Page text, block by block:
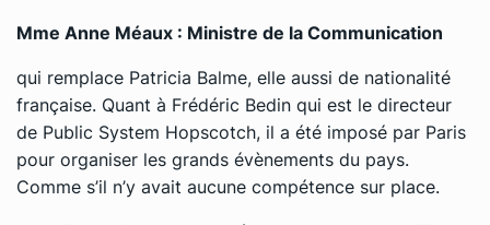
Mme Anne Méaux : Ministre de la Communication
qui remplace Patricia Balme, elle aussi de nationalité
française. Quant à Frédéric Bedin qui est le directeur
de Public System Hopscotch, il a été imposé par Paris
pour organiser les grands évènements du pays.
Comme s’il n’y avait aucune compétence sur place.